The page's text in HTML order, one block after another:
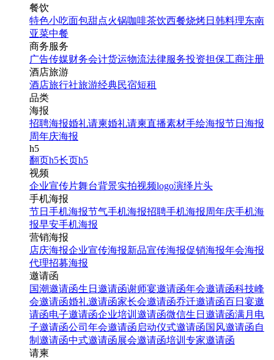
餐饮
特色小吃面包甜点火锅咖啡茶饮西餐烧烤日韩料理东南
亚菜中餐
商务服务
广告传媒财务会计货运物流法律服务投资担保工商注册
酒店旅游
酒店旅行社旅游经典民宿短租
品类
海报
招聘海报婚礼请柬婚礼请柬直播素材手绘海报节日海报
周年庆海报
h5
翻页h5长页h5
视频
企业宣传片舞台背景实拍视频logo演绎 片头
手机海报
节日手机海报节气手机海报招聘手机海报周年庆手机海
报早安手机海报
营销海报
店庆海报企业宣传海报新品宣传海报促销海报年会海报
代理招募海报
邀请函
国潮邀请函生日邀请函谢师宴邀请函年会邀请函科技峰
会邀请函婚礼邀请函家长会邀请函乔迁邀请函百日宴邀
请函电子邀请函企业培训邀请函微信生日邀请函满月电
子邀请函公司年会邀请函 启动仪式邀请函国风邀请函自
制邀请函中式邀请函展会邀请函培训专家邀请函
请柬